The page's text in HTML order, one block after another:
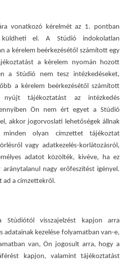
vonatkozó kérelmét az 1. pontban
küldheti el. A Stúdió indokolatlan
a kérelem beérkezésétől számított egy
a kérelem nyomán hozott
a Stúdió nem tesz intézkedéseket,
a kérelem beérkezésétől számított
tájékoztatást az intézkedés
Ön nem ért egyet a Stúdió
akkor jogorvoslati lehetőségek állnak
minden olyan címzettet tájékoztat
vagy adatkezelés-korlátozásról,
adatot közölték, kivéve, ha ez
nagy erőfeszítést igényel.
ad a címzettekről.
visszajelzést kapjon arra
adatainak kezelése folyamatban van-e,
van, Ön jogosult arra, hogy a
kapjon, valamint tájékoztatást